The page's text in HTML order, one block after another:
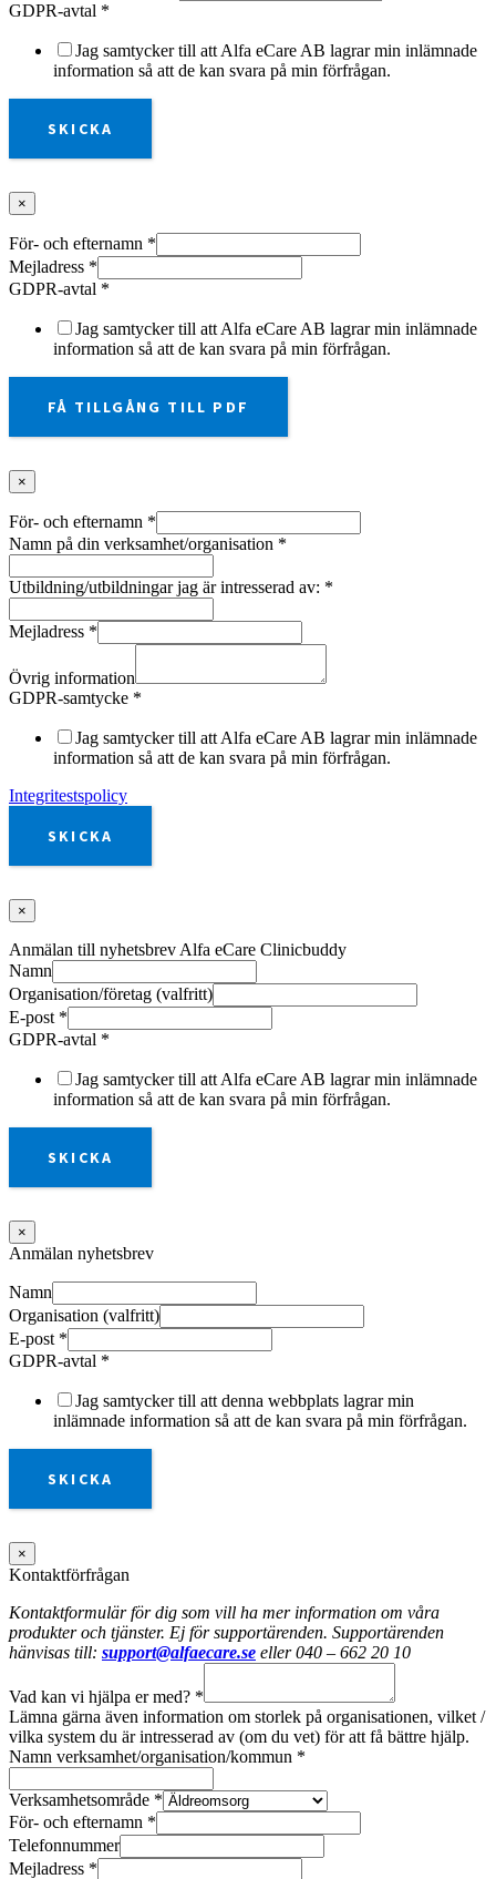
GDPR-avtal *
Jag samtycker till att Alfa eCare AB lagrar min inlämnade
information så att de kan svara på min förfrågan.
SKICKA
×
För- och efternamn *
Mejladress *
GDPR-avtal *
Jag samtycker till att Alfa eCare AB lagrar min inlämnade
information så att de kan svara på min förfrågan.
FÅ TILLGÅNG TILL PDF
×
För- och efternamn *
Namn på din verksamhet/organisation *
Utbildning/utbildningar jag är intresserad av: *
Mejladress *
Övrig information
GDPR-samtycke *
Jag samtycker till att Alfa eCare AB lagrar min inlämnade
information så att de kan svara på min förfrågan.
Integritestspolicy
SKICKA
×
Anmälan till nyhetsbrev Alfa eCare Clinicbuddy
Namn
Organisation/företag (valfritt)
E-post *
GDPR-avtal *
Jag samtycker till att Alfa eCare AB lagrar min inlämnade
information så att de kan svara på min förfrågan.
SKICKA
×
Anmälan nyhetsbrev
Namn
Organisation (valfritt)
E-post *
GDPR-avtal *
Jag samtycker till att denna webbplats lagrar min
inlämnade information så att de kan svara på min förfrågan.
SKICKA
×
Kontaktförfrågan
Kontaktformulär för dig som vill ha mer information om våra
produkter och tjänster. Ej för supportärenden. Supportärenden
hänvisas till: support@alfaecare.se eller 040 – 662 20 10
Vad kan vi hjälpa er med? *
Lämna gärna även information om storlek på organisationen, vilket /
vilka system du är intresserad av (om du vet) för att få bättre hjälp.
Namn verksamhet/organisation/kommun *
Verksamhetsområde *
För- och efternamn *
Telefonnummer
Mejladress *